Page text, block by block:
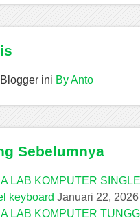
ini By Anto
Sebelumnya
LAB KOMPUTER
keyboard Januari 22, 2026
LAB KOMPUTER